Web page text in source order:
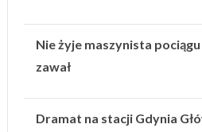
Nie żyje maszynista
zawał
Dramat na stacji Gdynia